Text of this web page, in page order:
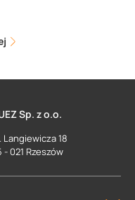
Sp. z o.o.
Langiewicza 18
- 021 Rzeszów